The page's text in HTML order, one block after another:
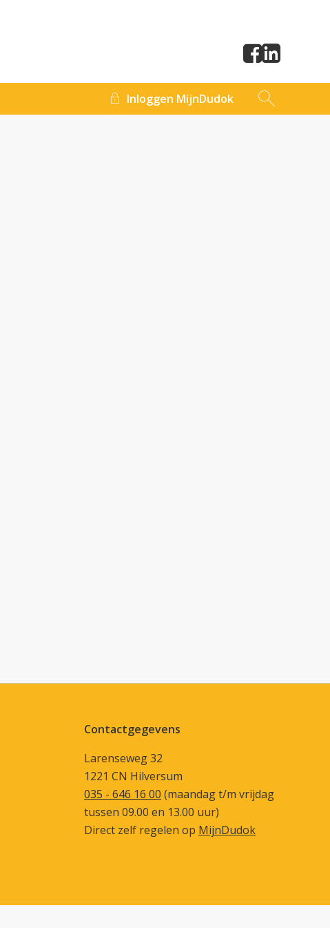
Inloggen MijnDudok
Contactgegevens
Larenseweg 32
1221 CN Hilversum
035 - 646 16 00 (maandag t/m vrijdag
tussen 09.00 en 13.00 uur)
Direct zelf regelen op MijnDudok